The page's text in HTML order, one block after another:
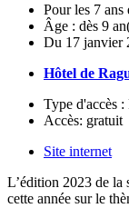
Pour les 7 ans
Âge : dès 9
Du 17 janvier
Hôtel de
Type d'accès :
Accès: gratuit
Site internet
L’édition 2023 de la
cette année sur le